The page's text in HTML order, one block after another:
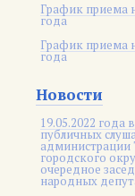
График приема
года
График приема
года
Новости
19.05.2022 года
публичных
администрации
городского
очередное
народных